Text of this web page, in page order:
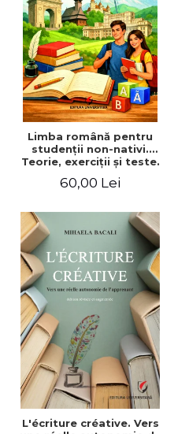
ADMINISTRATIVE
ȘTIINȚE ECONOMICE
ȘTIINȚE EXACTE
EDUCAȚIE FIZICĂ ȘI SPORT
PREUNIVERSITARIA
TIMP LIBER
ÎN CURS DE APARIȚIE
NOUTĂȚI
PACHETE DE STUDIU
ULTIMELE EXEMPLARE
Cum Cumpăr
Livrare
Politica de Retur
Formular de Retur
Distribuitori
Limba română pentru
studenţii non-nativi.
Teorie, exerciţii şi teste.
60,00 Lei
L'écriture créative. Vers